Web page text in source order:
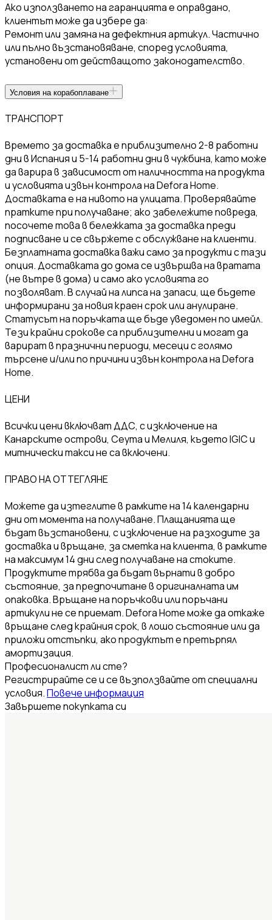
Ако използването на гаранцията е оправдано,
клиентът може да избере да:
Ремонт или замяна на дефектния артикул. Частично
или пълно възстановяване, според условията,
установени от действащото законодателство.
Условия на корабоплаване
ТРАНСПОРТ
Времето за доставка е приблизително 2-8 работни
дни в Испания и 5-14 работни дни в чужбина, като може
да варира в зависимост от наличността на продукта
и условията извън контрола на Defora Home.
Доставката е на нивото на улицата. Проверявайте
пратките при получаване; ако забележите повреда,
посочете това в бележката за доставка преди
подписване и се свържете с обслужване на клиенти.
Безплатната доставка важи само за продукти с тази
опция. Доставката до дома се извършва на вратата
(не вътре в дома) и само ако условията го
позволяват. В случай на липса на запаси, ще бъдете
информирани за новия краен срок или анулиране.
Статусът на поръчката ще бъде уведомен по имейл.
Тези крайни срокове са приблизителни и могат да
варират в празнични периоди, месеци с голямо
търсене и/или по причини извън контрола на Defora
Home.
ЦЕНИ
Всички цени включват ДДС, с изключение на
Канарските острови, Сеута и Мелиля, където IGIC и
митнически такси не са включени.
ПРАВО НА ОТТЕГЛЯНЕ
Можете да изтеглите в рамките на 14 календарни
дни от момента на получаване. Плащанията ще
бъдат възстановени, с изключение на разходите за
доставка и връщане, за сметка на клиента, в рамките
на максимум 14 дни след получаване на стоките.
Продуктите трябва да бъдат върнати в добро
състояние, за предпочитане в оригиналната им
опаковка. Връщане на поръчкови или поръчани
артикули не се приемат. Defora Home може да откаже
връщане след крайния срок, в лошо състояние или да
приложи отстъпки, ако продуктът е претърпял
амортизация.
Професионалист ли сте?
Регистрирайте се и се възползвайте от специални
условия.Повече информация
Завършете покупката си